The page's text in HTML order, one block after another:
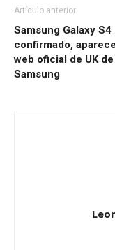
Artículo anterior
Samsung Galaxy S4
confirmado,
web oficial de UK de
Samsung